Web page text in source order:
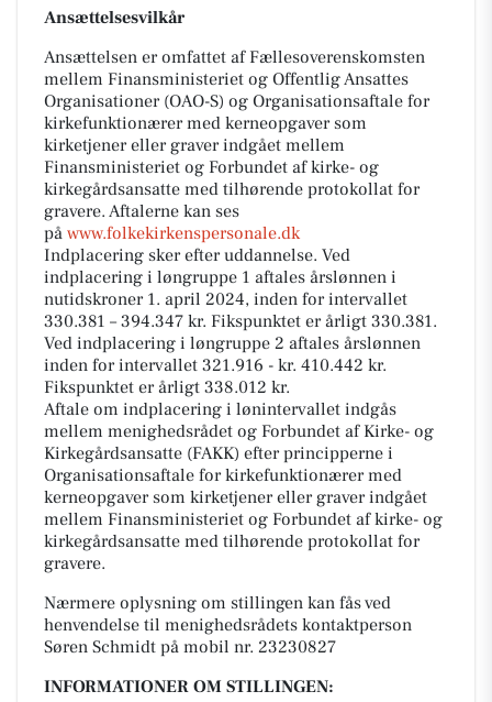
Ansættelsesvilkår
Ansættelsen er omfattet af Fællesoverenskomsten
mellem Finansministeriet og Offentlig Ansattes
Organisationer (OAO-S) og Organisationsaftale for
kirkefunktionærer med kerneopgaver som
kirketjener eller graver indgået mellem
Finansministeriet og Forbundet af kirke- og
kirkegårdsansatte med tilhørende protokollat for
gravere. Aftalerne kan ses
på www.folkekirkenspersonale.dk
Indplacering sker efter uddannelse. Ved
indplacering i løngruppe 1 aftales årslønnen i
nutidskroner 1. april 2024, inden for intervallet
330.381 – 394.347 kr. Fikspunktet er årligt 330.381.
Ved indplacering i løngruppe 2 aftales årslønnen
inden for intervallet 321.916 - kr. 410.442 kr.
Fikspunktet er årligt 338.012 kr.
Aftale om indplacering i lønintervallet indgås
mellem menighedsrådet og Forbundet af Kirke- og
Kirkegårdsansatte (FAKK) efter principperne i
Organisationsaftale for kirkefunktionærer med
kerneopgaver som kirketjener eller graver indgået
mellem Finansministeriet og Forbundet af kirke- og
kirkegårdsansatte med tilhørende protokollat for
gravere.
Nærmere oplysning om stillingen kan fås ved
henvendelse til menighedsrådets kontaktperson
Søren Schmidt på mobil nr. 23230827
INFORMATIONER OM STILLINGEN: